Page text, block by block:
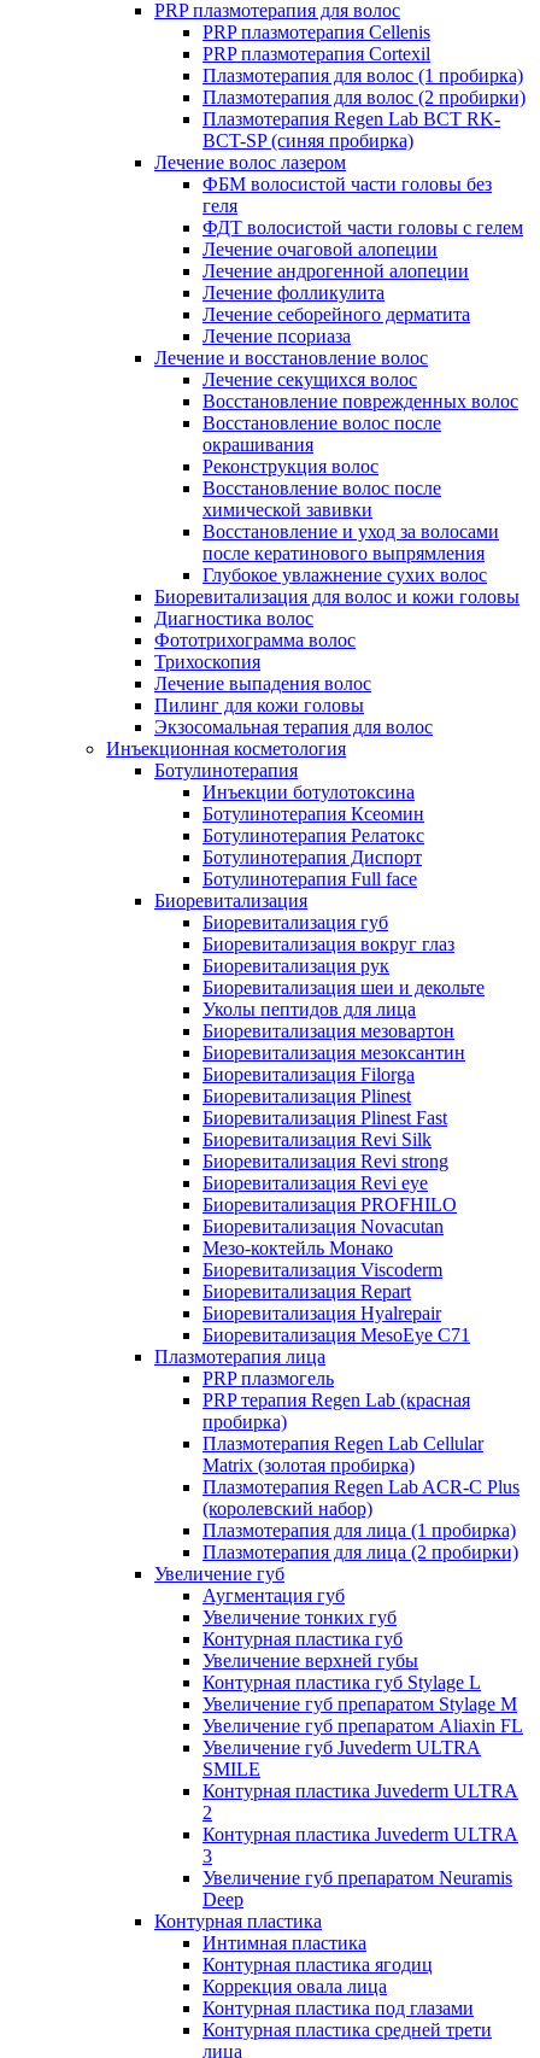
PRP плазмотерапия для волос
PRP плазмотерапия Cellenis
PRP плазмотерапия Cortexil
Плазмотерапия для волос (1 пробирка)
Плазмотерапия для волос (2 пробирки)
Плазмотерапия Regen Lab BCT RK-
BCT-SP (синяя пробирка)
Лечение волос лазером
ФБМ волосистой части головы без
геля
ФДТ волосистой части головы с гелем
Лечение очаговой алопеции
Лечение андрогенной алопеции
Лечение фолликулита
Лечение себорейного дерматита
Лечение псориаза
Лечение и восстановление волос
Лечение секущихся волос
Восстановление поврежденных волос
Восстановление волос после
окрашивания
Реконструкция волос
Восстановление волос после
химической завивки
Восстановление и уход за волосами
после кератинового выпрямления
Глубокое увлажнение сухих волос
Биоревитализация для волос и кожи головы
Диагностика волос
Фототрихограмма волос
Трихоскопия
Лечение выпадения волос
Пилинг для кожи головы
Экзосомальная терапия для волос
Инъекционная косметология
Ботулинотерапия
Инъекции ботулотоксина
Ботулинотерапия Ксеомин
Ботулинотерапия Релатокс
Ботулинотерапия Диспорт
Ботулинотерапия Full face
Биоревитализация
Биоревитализация губ
Биоревитализация вокруг глаз
Биоревитализация рук
Биоревитализация шеи и декольте
Уколы пептидов для лица
Биоревитализация мезовартон
Биоревитализация мезоксантин
Биоревитализация Filorga
Биоревитализация Plinest
Биоревитализация Plinest Fast
Биоревитализация Revi Silk
Биоревитализация Revi strong
Биоревитализация Revi eye
Биоревитализация PROFHILO
Биоревитализация Novacutan
Мезо-коктейль Монако
Биоревитализация Viscoderm
Биоревитализация Repart
Биоревитализация Hyalrepair
Биоревитализация MesoEye C71
Плазмотерапия лица
PRP плазмогель
PRP терапия Regen Lab (красная
пробирка)
Плазмотерапия Regen Lab Cellular
Matrix (золотая пробирка)
Плазмотерапия Regen Lab ACR-C Plus
(королевский набор)
Плазмотерапия для лица (1 пробирка)
Плазмотерапия для лица (2 пробирки)
Увеличение губ
Аугментация губ
Увеличение тонких губ
Контурная пластика губ
Увеличение верхней губы
Контурная пластика губ Stylage L
Увеличение губ препаратом Stylage M
Увеличение губ препаратом Aliaxin FL
Увеличение губ Juvederm ULTRA
SMILE
Контурная пластика Juvederm ULTRA
2
Контурная пластика Juvederm ULTRA
3
Увеличение губ препаратом Neuramis
Deep
Контурная пластика
Интимная пластика
Контурная пластика ягодиц
Коррекция овала лица
Контурная пластика под глазами
Контурная пластика средней трети
лица